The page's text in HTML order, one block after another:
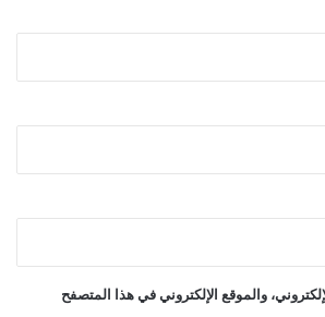
والموقع الإلكتروني في هذا المتصفح